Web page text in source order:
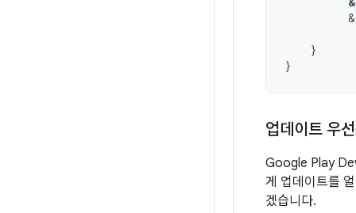
}
}
업데이트 우
Google Play
게 업데이트를
겠습니다.